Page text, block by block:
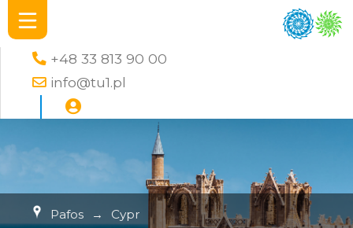
+48 33 813 90 00
info@tu1.pl
Pafos → Cypr